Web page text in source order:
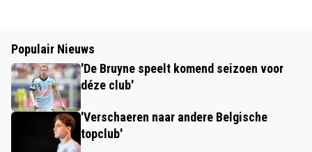
Populair Nieuws
'De Bruyne speelt komend seizoen voor
déze club'
'Verschaeren naar andere Belgische
topclub'